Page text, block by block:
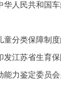
人民共和国
童分类保障制
江苏省生育
力鉴定委员